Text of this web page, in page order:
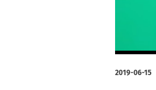
of
37
2019-06-15